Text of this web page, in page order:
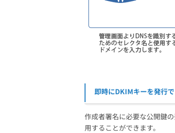
即時にDKIMキーを発行
作成者署名に必要な公開鍵
用することができます。